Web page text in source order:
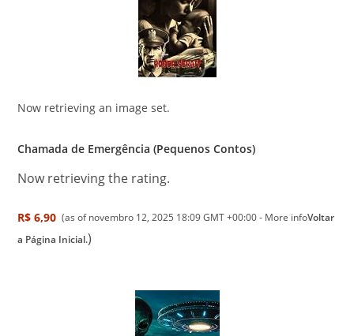
Now retrieving an image set.
Chamada de Emergência (Pequenos Contos)
Now retrieving the rating.
R$ 6,90 (as of novembro 12, 2025 18:09 GMT +00:00 - More infoVoltar
a Página Inicial.)